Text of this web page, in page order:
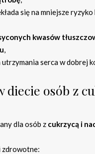
się na mniejsze
kwasów
,
utrzymania serca w dobrej
diecie osób z
dla osób z cukrzycą i
zdrowotne: